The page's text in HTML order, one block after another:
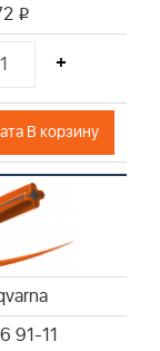
i
+
В корзину
91-11